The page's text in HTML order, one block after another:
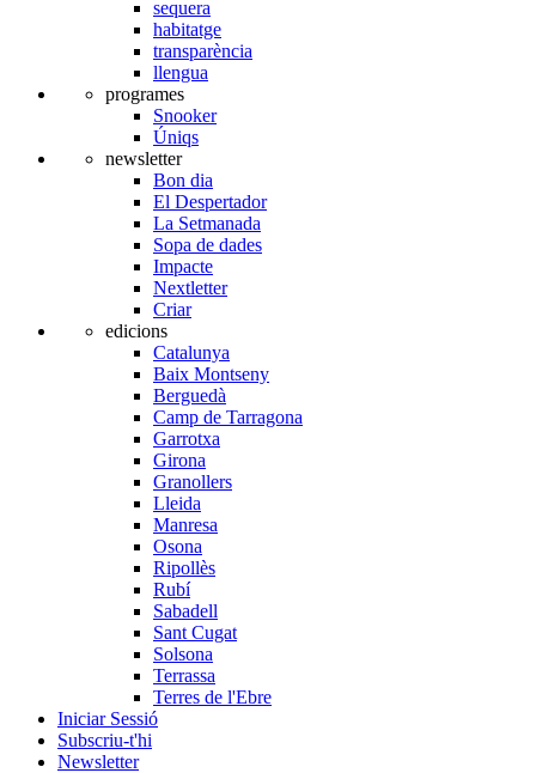
sequera
habitatge
transparència
llengua
programes
Snooker
Úniqs
newsletter
Bon dia
El Despertador
La Setmanada
Sopa de dades
Impacte
Nextletter
Criar
edicions
Catalunya
Baix Montseny
Berguedà
Camp de Tarragona
Garrotxa
Girona
Granollers
Lleida
Manresa
Osona
Ripollès
Rubí
Sabadell
Sant Cugat
Solsona
Terrassa
Terres de l'Ebre
Iniciar Sessió
Subscriu-t'hi
Newsletter